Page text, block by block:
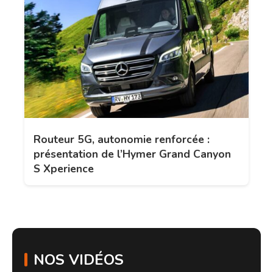
Routeur 5G, autonomie renforcée :
présentation de l’Hymer Grand Canyon
S Xperience
NOS VIDÉOS